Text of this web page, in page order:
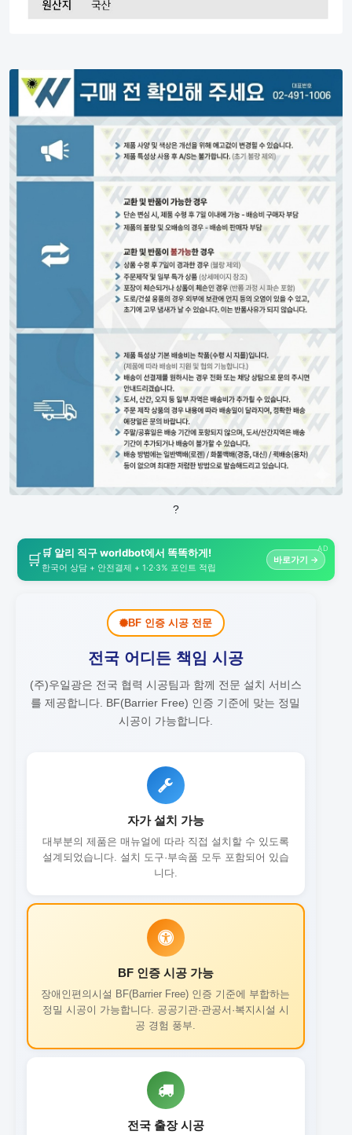
?
AD
🛒🛒 알리 직구 worldbot에서 똑똑하게!
한국어 상담 + 안전결제 + 1·2·3% 포인트 적립
바로가기 →
BF 인증 시공 전문
전국 어디든 책임 시공
(주)우일광은 전국 협력 시공팀과 함께 전문 설치 서비스
를 제공합니다. BF(Barrier Free) 인증 기준에 맞는 정밀
시공이 가능합니다.
자가 설치 가능
대부분의 제품은 매뉴얼에 따라 직접 설치할 수 있도록
설계되었습니다. 설치 도구·부속품 모두 포함되어 있습
니다.
BF 인증 시공 가능
장애인편의시설 BF(Barrier Free) 인증 기준에 부합하는
정밀 시공이 가능합니다. 공공기관·관공서·복지시설 시
공 경험 풍부.
전국 출장 시공